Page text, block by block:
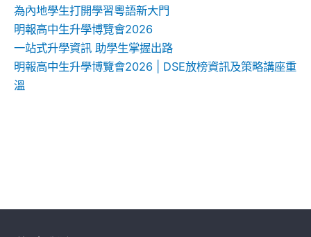
為內地學生打開學習粵語新大門
明報高中生升學博覽會2026
一站式升學資訊 助學生掌握出路
明報高中生升學博覽會2026 | DSE放榜資訊及策略講座重
溫